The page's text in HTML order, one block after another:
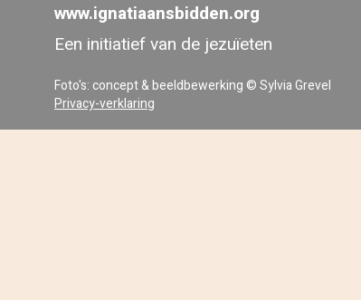
www.ignatiaansbidden.org
Een initiatief van de jezuïeten
Foto's: concept & beeldbewerking © Sylvia Grevel
Privacy-verklaring